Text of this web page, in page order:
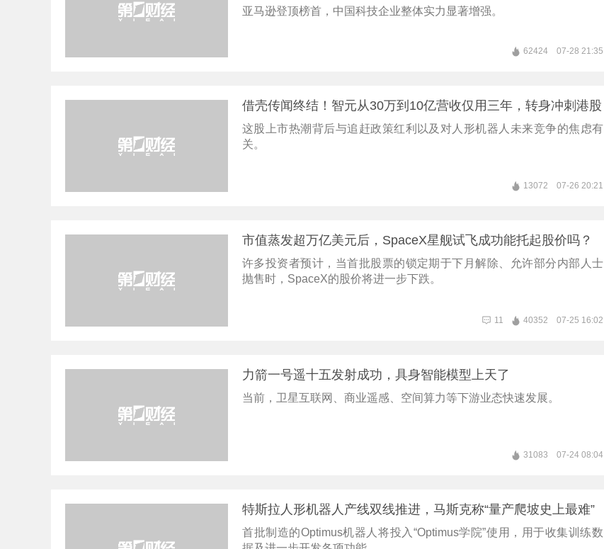
亚马逊登顶榜首，中国科技企业整体实力显著增强。
62424 07-28 21:35
借壳传闻终结！智元从30万到10亿营收仅用三年，转身冲刺港股
这股上市热潮背后与追赶政策红利以及对人形机器人未来竞争的焦虑有
关。
13072 07-26 20:21
市值蒸发超万亿美元后，SpaceX星舰试飞成功能托起股价吗？
许多投资者预计，当首批股票的锁定期于下月解除、允许部分内部人士
抛售时，SpaceX的股价将进一步下跌。
11 40352 07-25 16:02
力箭一号遥十五发射成功，具身智能模型上天了
当前，卫星互联网、商业遥感、空间算力等下游业态快速发展。
31083 07-24 08:04
特斯拉人形机器人产线双线推进，马斯克称“量产爬坡史上最难”
首批制造的Optimus机器人将投入“Optimus学院”使用，用于收集训练数